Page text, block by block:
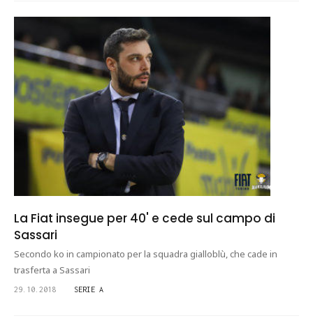
La Fiat insegue per 40' e cede sul campo di
Sassari
Secondo ko in campionato per la squadra gialloblù, che cade in
trasferta a Sassari
29.10.2018 SERIE A